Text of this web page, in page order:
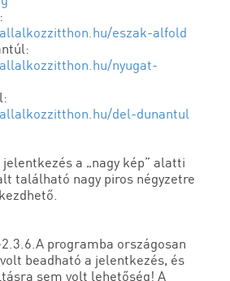
eszak-alfold
nyugat-
del-dunantul
a „nagy kép” alatti
található nagy piros négyzetre
programba országosan
beadható a jelentkezés, és